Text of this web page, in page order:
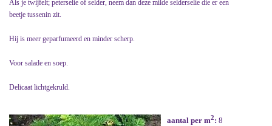
Als je twijfelt; peterselie of selder, neem dan deze milde selderselie die er een
beetje tussenin zit.
Hij is meer geparfumeerd en minder scherp.
Voor salade en soep.
Delicaat lichtgekruld.
aantal per m2: 8